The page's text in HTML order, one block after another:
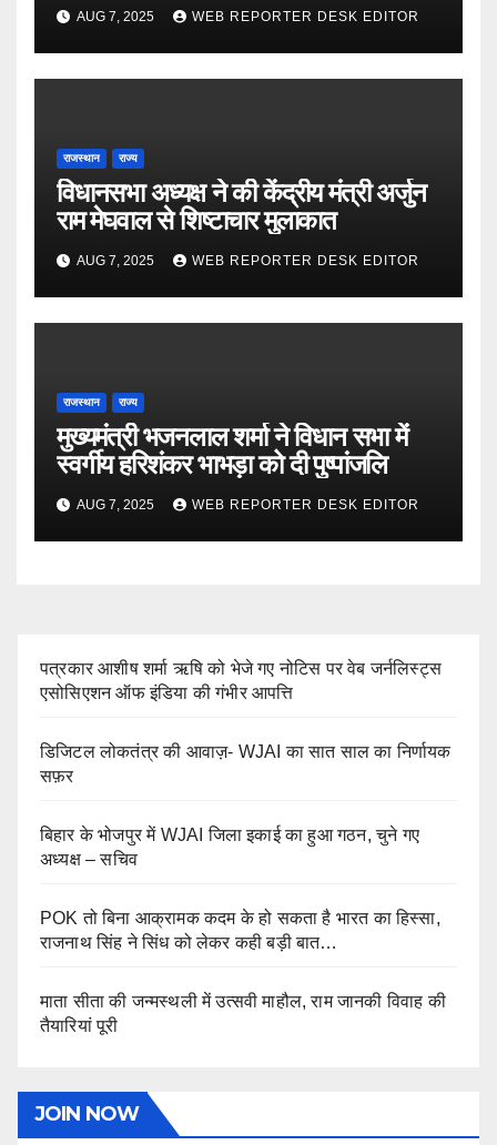
AUG 7, 2025 WEB REPORTER DESK EDITOR
राजस्थान राज्य
विधानसभा अध्यक्ष ने की केंद्रीय मंत्री अर्जुन
राम मेघवाल से शिष्टाचार मुलाकात
AUG 7, 2025 WEB REPORTER DESK EDITOR
राजस्थान राज्य
मुख्यमंत्री भजनलाल शर्मा ने विधान सभा में
स्वर्गीय हरिशंकर भाभड़ा को दी पुष्पांजलि
AUG 7, 2025 WEB REPORTER DESK EDITOR
पत्रकार आशीष शर्मा ऋषि को भेजे गए नोटिस पर वेब जर्नलिस्ट्स
एसोसिएशन ऑफ इंडिया की गंभीर आपत्ति
डिजिटल लोकतंत्र की आवाज़- WJAI का सात साल का निर्णायक
सफ़र
बिहार के भोजपुर में WJAI जिला इकाई का हुआ गठन, चुने गए
अध्यक्ष – सचिव
POK तो बिना आक्रामक कदम के हो सकता है भारत का हिस्सा,
राजनाथ सिंह ने सिंध को लेकर कही बड़ी बात…
माता सीता की जन्मस्थली में उत्सवी माहौल, राम जानकी विवाह की
तैयारियां पूरी
JOIN NOW